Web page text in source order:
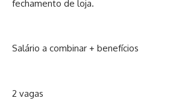
fechamento de loja.
Salário a combinar + benefícios
2 vagas